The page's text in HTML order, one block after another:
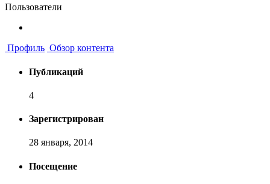
Пользователи
Профиль Обзор контента
Публикаций
4
Зарегистрирован
28 января, 2014
Посещение